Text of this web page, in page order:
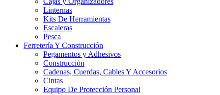
Linternas
Kits De Herramientas
Escaleras
Pesca
Ferretería Y Construcción
Pegamentos y Adhesivos
Construcción
Cadenas, Cuerdas, Cables Y Accesorios
Cintas
Equipo De Protección Personal